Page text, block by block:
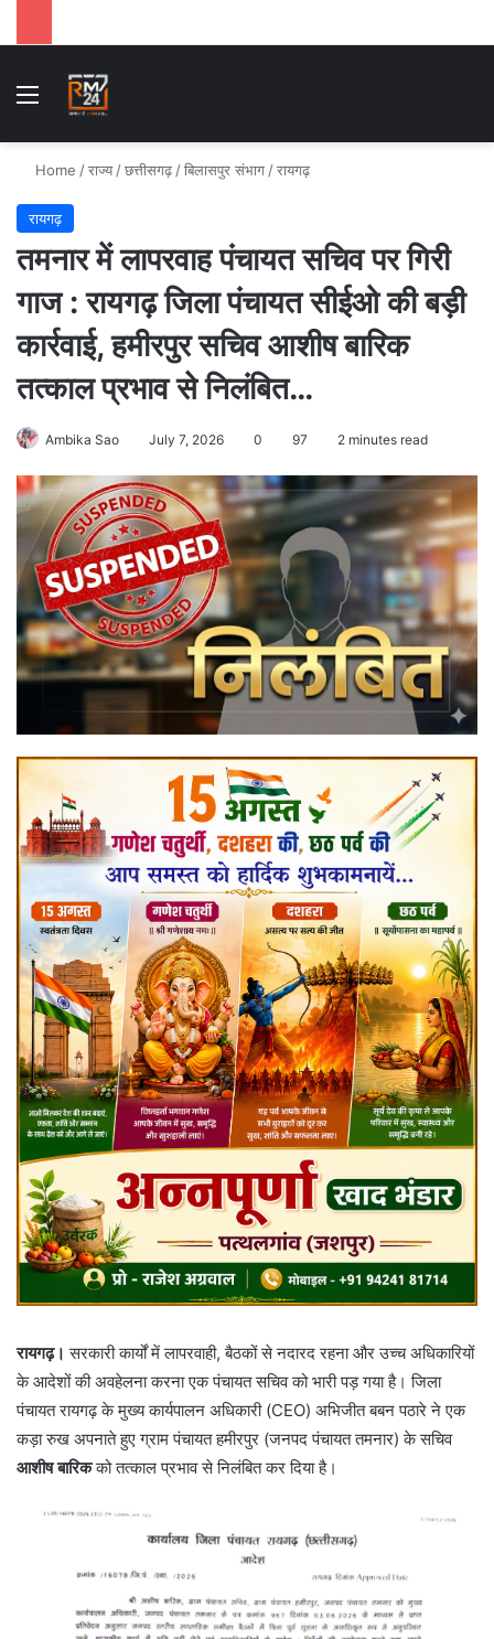
Menu
Home /राज्य /छत्तीसगढ़ /बिलासपुर संभाग /रायगढ़
रायगढ़
तमनार में लापरवाह पंचायत सचिव पर गिरी
गाज : रायगढ़ जिला पंचायत सीईओ की बड़ी
कार्रवाई, हमीरपुर सचिव आशीष बारिक
तत्काल प्रभाव से निलंबित…
Ambika Sao July 7, 2026 0 97 2 minutes read
रायगढ़। सरकारी कार्यों में लापरवाही, बैठकों से नदारद रहना और उच्च अधिकारियों
के आदेशों की अवहेलना करना एक पंचायत सचिव को भारी पड़ गया है। जिला
पंचायत रायगढ़ के मुख्य कार्यपालन अधिकारी (CEO) अभिजीत बबन पठारे ने एक
कड़ा रुख अपनाते हुए ग्राम पंचायत हमीरपुर (जनपद पंचायत तमनार) के सचिव
आशीष बारिकको तत्काल प्रभाव से निलंबित कर दिया है।